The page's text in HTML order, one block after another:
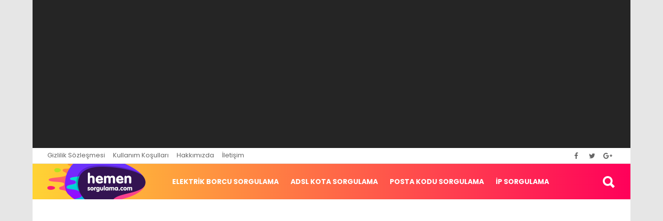
Gizlilik Sözleşmesi Kullanım Koşulları Hakkımızda İletişim
ELEKTRIK BORCU SORGULAMA ADSL KOTA SORGULAMA POSTA KODU SORGULAMA İP SORGULAMA